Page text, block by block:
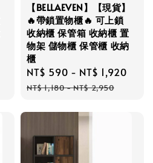
【BELLAEVEN】【現貨】
🔥帶鎖置物櫃🔥 可上鎖
收納櫃 保管箱 收納櫃 置
物架 儲物櫃 保管櫃 收納
櫃
Sale
price
NT$ 590 - NT$ 1,920
NT$ 1,180-NT$ 2,950